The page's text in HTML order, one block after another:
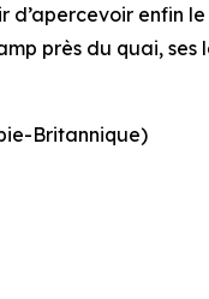
d’apercevoir enfin
près du quai,
Britannique)